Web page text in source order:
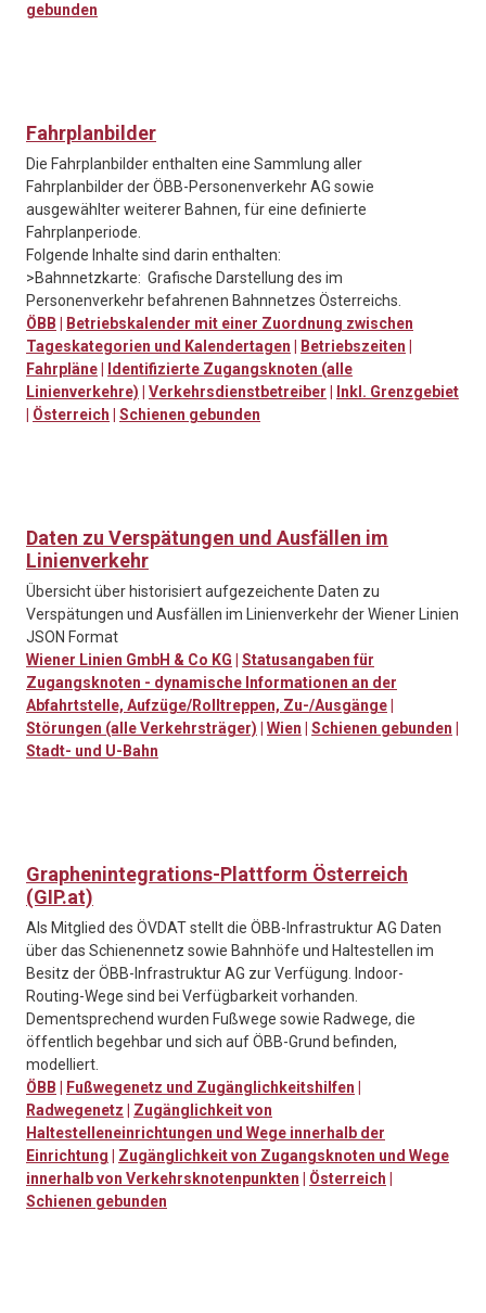
gebunden
Fahrplanbilder
Die Fahrplanbilder enthalten eine Sammlung aller
Fahrplanbilder der ÖBB-Personenverkehr AG sowie
ausgewählter weiterer Bahnen, für eine definierte
Fahrplanperiode.
Folgende Inhalte sind darin enthalten:
>Bahnnetzkarte: Grafische Darstellung des im
Personenverkehr befahrenen Bahnnetzes Österreichs.
ÖBB
Betriebskalender mit einer Zuordnung zwischen
Tageskategorien und Kalendertagen
Betriebszeiten
Fahrpläne
Identifizierte Zugangsknoten (alle
Linienverkehre)
Verkehrsdienstbetreiber
Inkl. Grenzgebiet
Österreich Schienen gebunden
Daten zu Verspätungen und Ausfällen im
Linienverkehr
Übersicht über historisiert aufgezeichente Daten zu
Verspätungen und Ausfällen im Linienverkehr der Wiener Linien
JSON Format
Wiener Linien GmbH & Co KG
Statusangaben für
Zugangsknoten - dynamische Informationen an der
Abfahrtstelle, Aufzüge/Rolltreppen, Zu-/Ausgänge
Störungen (alle Verkehrsträger)
Wien Schienen gebunden
Stadt- und U-Bahn
Graphenintegrations-Plattform Österreich
(GIP.at)
Als Mitglied des ÖVDAT stellt die ÖBB-Infrastruktur AG Daten
über das Schienennetz sowie Bahnhöfe und Haltestellen im
Besitz der ÖBB-Infrastruktur AG zur Verfügung. Indoor-
Routing-Wege sind bei Verfügbarkeit vorhanden.
Dementsprechend wurden Fußwege sowie Radwege, die
öffentlich begehbar und sich auf ÖBB-Grund befinden,
modelliert.
ÖBB
Fußwegenetz und Zugänglichkeitshilfen
Radwegenetz
Zugänglichkeit von
Haltestelleneinrichtungen und Wege innerhalb der
Einrichtung
Zugänglichkeit von Zugangsknoten und Wege
innerhalb von Verkehrsknotenpunkten
Österreich
Schienen gebunden